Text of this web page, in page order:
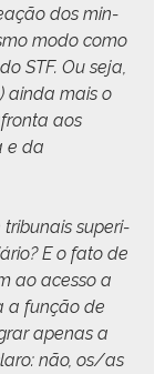
dos min­
modo como
STF. Ou seja,
ain­da mais o
aos
e da
tri­bunais supe­ri­
E o fato de
ao aces­so a
a função de
ape­nas a
não, os/as